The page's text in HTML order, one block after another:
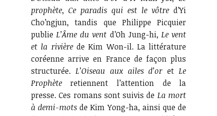
prophète, Ce paradis qui est le vôtre d’Yi
Cho’ngjun, tandis que Philippe Picquier
publieL’Âme du vent d’Oh Jung-hi, Le vent
et la rivièrede Kim Won-il. La littérature
coréenne arrive en France de façon plus
structurée. L’Oiseau aux ailes d’oretLe
Prophèteretiennent l’attention de la
presse. Ces romans sont suivis de La mort
à demi-mots de Kim Yong-ha, ainsi que de